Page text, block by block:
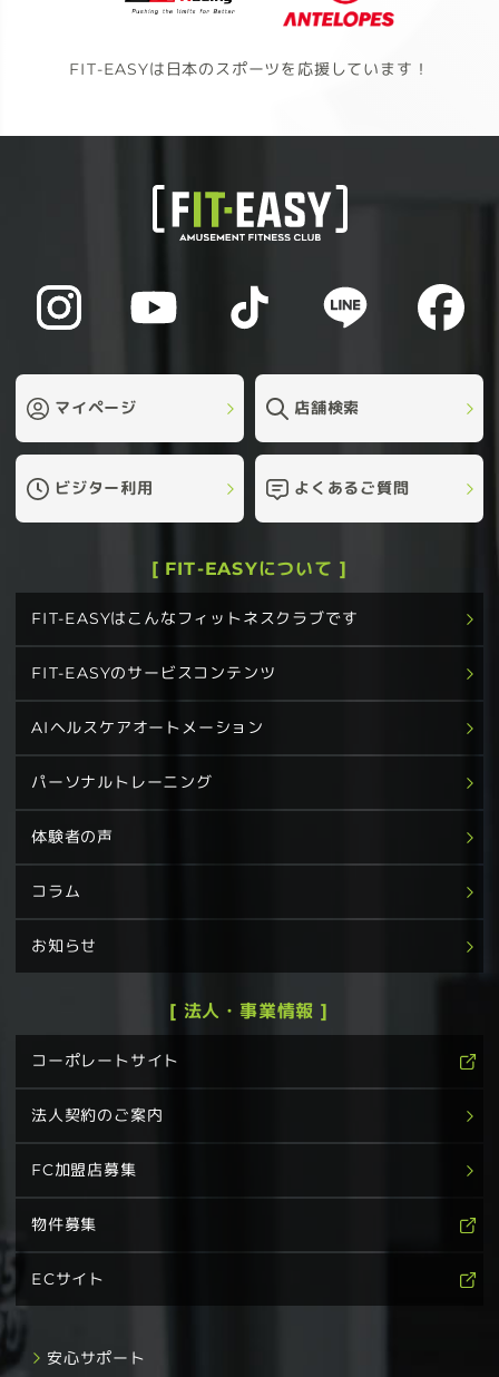
FIT-EASYは日本のスポーツを応援しています！
マイページ 店舗検索
ビジター利用 よくあるご質問
[ FIT-EASYについて ]
FIT-EASYはこんなフィットネスクラブです
FIT-EASYのサービスコンテンツ
AIヘルスケアオートメーション
パーソナルトレーニング
体験者の声
コラム
お知らせ
[ 法人・事業情報 ]
コーポレートサイト
法人契約のご案内
FC加盟店募集
物件募集
ECサイト
安心サポート